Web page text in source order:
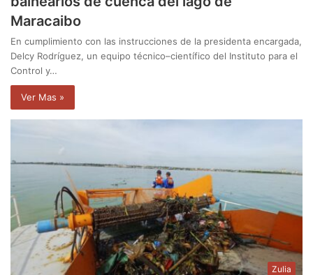
Maracaibo
En cumplimiento con las instrucciones de la presidenta encargada,
Delcy Rodríguez, un equipo técnico–científico del Instituto para el
Control y…
Ver Mas »
Zulia